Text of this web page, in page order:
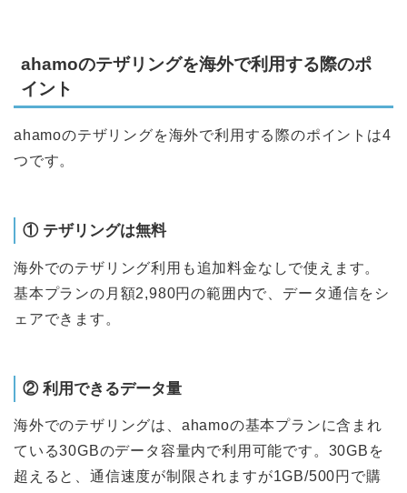
ahamoのテザリングを海外で利用する際のポ
イント
ahamoのテザリングを海外で利用する際のポイントは4
つです。
① テザリングは無料
海外でのテザリング利用も追加料金なしで使えます。
基本プランの月額2,980円の範囲内で、データ通信をシ
ェアできます。
② 利用できるデータ量
海外でのテザリングは、ahamoの基本プランに含まれ
ている30GBのデータ容量内で利用可能です。30GBを
超えると、通信速度が制限されますが1GB/500円で購